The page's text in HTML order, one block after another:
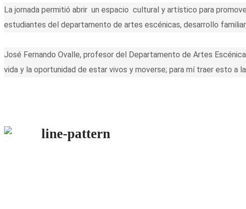
La jornada permitió abrir un espacio cultural y artístico para
estudiantes del departamento de artes escénicas, desarrollo
José Fernando Ovalle, profesor del Departamento de Artes
vida y la oportunidad de estar vivos y moverse; para mí traer esto a